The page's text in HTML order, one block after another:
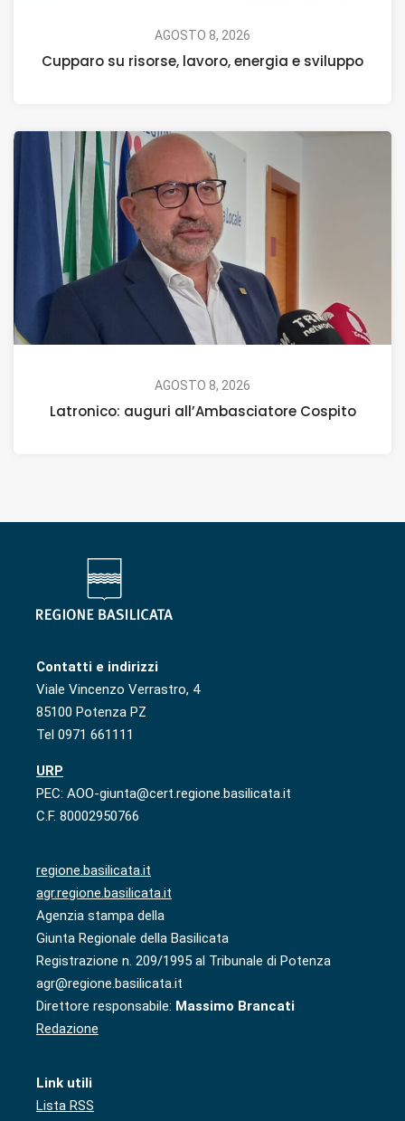
AGOSTO 8, 2026
Cupparo su risorse, lavoro, energia e sviluppo
AGOSTO 8, 2026
Latronico: auguri all’Ambasciatore Cospito
Contatti e indirizzi
Viale Vincenzo Verrastro, 4
85100 Potenza PZ
Tel 0971 661111
URP
PEC: AOO-giunta@cert.regione.basilicata.it
C.F. 80002950766
regione.basilicata.it
agr.regione.basilicata.it
Agenzia stampa della
Giunta Regionale della Basilicata
Registrazione n. 209/1995 al Tribunale di Potenza
agr@regione.basilicata.it
Direttore responsabile: Massimo Brancati
Redazione
Link utili
Lista RSS